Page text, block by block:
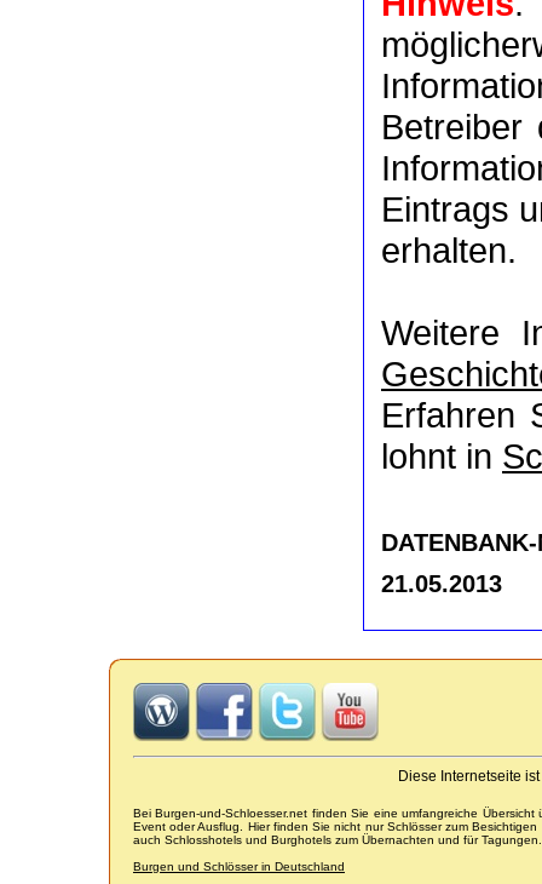
Eintrags
erhalten.
Weitere
Erfahren
lohnt in
21.05.2013
Diese Internetseite
Bei Burgen-und-Schloesser.net finden Sie eine umfangreiche
Event oder Ausflug. Hier finden Sie nicht nur Schlösser zum
auch Schlosshotels und Burghotels zum Übernachten und für Tagungen.
Burgen und Schlösser in Deutschland